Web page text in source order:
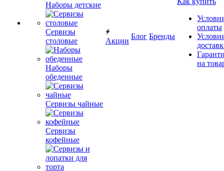
Наборы детские
Сервизы
столовые
Наборы
обеденные
Сервизы чайные
Сервизы
кофейные
Акции
Блог Бренды
оплаты
на